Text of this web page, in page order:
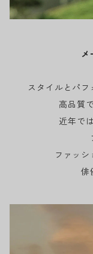
メ
スタイルとパフ
高品質
近年で
ファッシ
俳